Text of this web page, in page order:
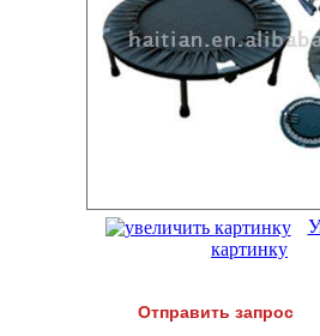
картинку
Отправить запрос